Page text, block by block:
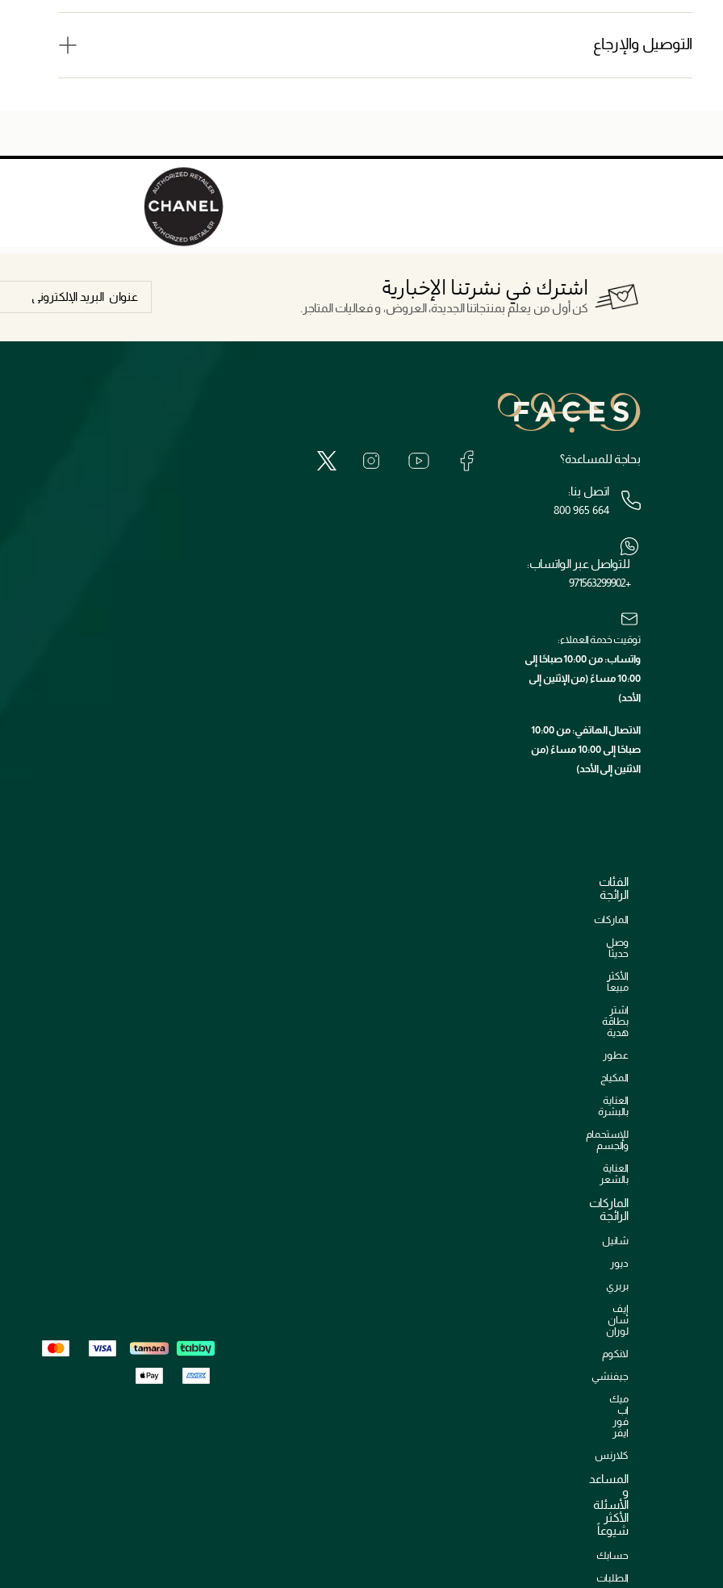
التوصيل والإرجاع
اشترك في نشرتنا الإخبارية
كن أول من يعلم بمنتجاتنا الجديدة، العروض، و فعاليات المتاجر.
بحاجة للمساعدة؟
اتصل بنا:
800 965 664
للتواصل عبر الواتساب:
+971563299902
توقيت خدمة العملاء:
واتساب: من 10:00 صباحًا إلى
10:00 مساءً (من الإثنين إلى
الأحد)
الاتصال الهاتفي: من 10:00
صباحًا إلى 10:00 مساءً (من
الاثنين إلى الأحد)
الفئات
الرائجة
الماركات
وصل
حديثاً
الأكثر
مبيعاً
اشترِ
بطاقة
هدية
عطور
المكياج
العناية
بالبشرة
للإستحمام
والجسم
العناية
بالشعر
الماركات
الرائجة
شانيل
ديور
بربري
إيف
سان
لوران
لانكوم
جيفنشي
ميك
اب
فور
ايفر
كلارنس
المساعد
و
الأسئلة
الأكثر
شيوعاً
حسابك
الطلبات